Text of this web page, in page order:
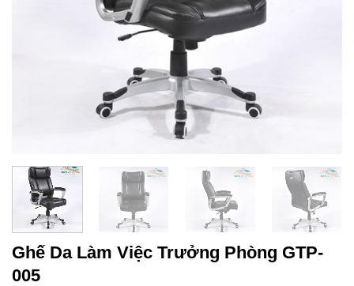
Ghế Da Làm Việc Trưởng Phòng GTP-
005